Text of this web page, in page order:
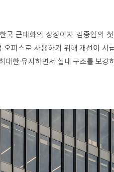
국 근대화의 상징이자 김중업의
피스로 사용하기 위해 개선이
대한 유지하면서 실내 구조를 보